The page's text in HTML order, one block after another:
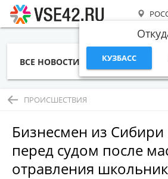
КУЗБАСС
ВСЕ НОВОСТИ СТАТЬИ ТЕМЫ
ПРОИСШЕСТВИЯ
Бизнесмен из Сибири
перед судом после
отравления